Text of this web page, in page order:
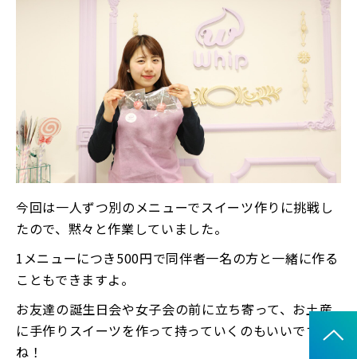
今回は一人ずつ別のメニューでスイーツ作りに挑戦し
たので、黙々と作業していました。
1メニューにつき500円で同伴者一名の方と一緒に作る
こともできますよ。
お友達の誕生日会や女子会の前に立ち寄って、お土産
に手作りスイーツを作って持っていくのもいいです
ね！